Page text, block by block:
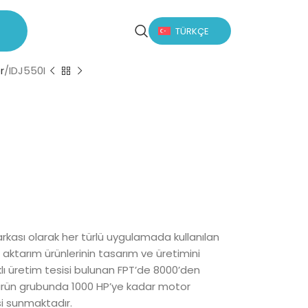
TÜRKÇE
IDJ550I
olarak her türlü uygulamada kullanılan
ürünlerinin tasarım ve üretimini
üretim tesisi bulunan FPT’de 8000’den
grubunda 1000 HP’ye kadar motor
sunmaktadır.